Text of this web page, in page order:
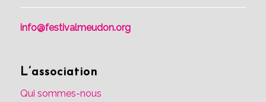
info@festivalmeudon.org
L’association
Qui sommes-nous